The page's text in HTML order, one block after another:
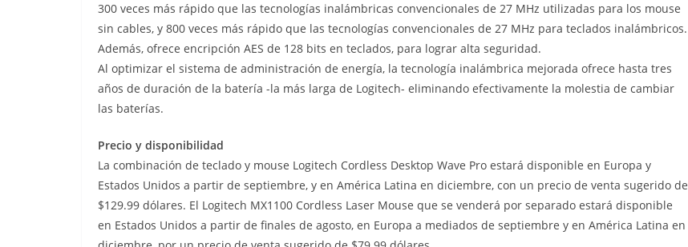
300 veces más rápido que las tecnologías inalámbricas convencionales de 27 MHz utilizadas para los mouse
sin cables, y 800 veces más rápido que las tecnologías convencionales de 27 MHz para teclados inalámbricos.
Además, ofrece encripción AES de 128 bits en teclados, para lograr alta seguridad.
Al optimizar el sistema de administración de energía, la tecnología inalámbrica mejorada ofrece hasta tres
años de duración de la batería -la más larga de Logitech- eliminando efectivamente la molestia de cambiar
las baterías.
Precio y disponibilidad
La combinación de teclado y mouse Logitech Cordless Desktop Wave Pro estará disponible en Europa y
Estados Unidos a partir de septiembre, y en América Latina en diciembre, con un precio de venta sugerido de
$129.99 dólares. El Logitech MX1100 Cordless Laser Mouse que se venderá por separado estará disponible
en Estados Unidos a partir de finales de agosto, en Europa a mediados de septiembre y en América Latina en